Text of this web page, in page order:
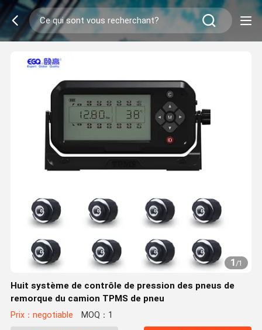
1/1
Huit système de contrôle de pression des pneus de
remorque du camion TPMS de pneu
Prix：negotiable MOQ：1